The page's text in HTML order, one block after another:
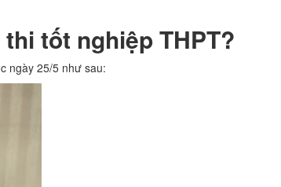
tốt nghiệp THPT?
ngày 25/5 như sau: